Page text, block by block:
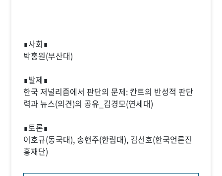
∎사회∎
박홍원(부산대)
∎발제∎
한국 저널리즘에서 판단의 문제: 칸트의 반성적 판단
력과 뉴스(의견)의 공유_김경모(연세대)
∎토론∎
이호규(동국대), 송현주(한림대), 김선호(한국언론진
흥재단)